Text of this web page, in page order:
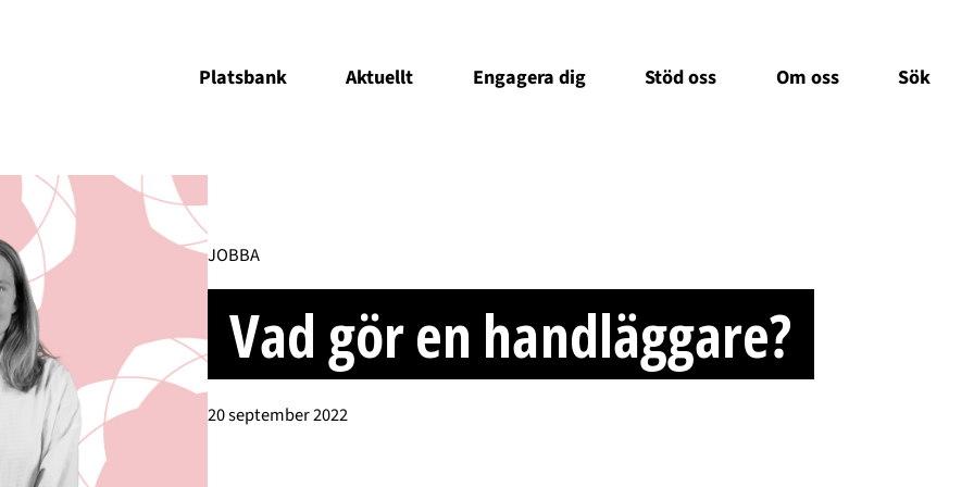
Platsbank Aktuellt Engagera dig Stöd oss Om oss Sök
JOBBA
Vad gör en handläggare?
20 september 2022